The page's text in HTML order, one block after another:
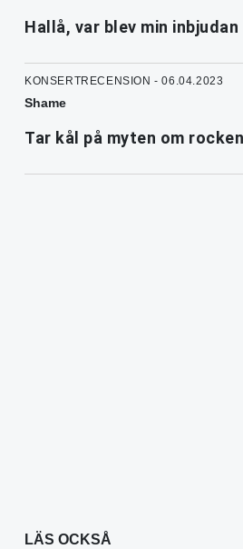
Hallå, var blev min
KONSERTRECENSION - 06.04.2023
Shame
Tar kål på myten om
LÄS OCKSÅ